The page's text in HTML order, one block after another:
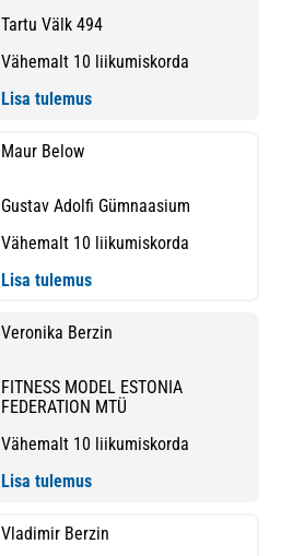
Tartu Välk 494
Vähemalt 10 liikumiskorda
Lisa tulemus
Maur Below
Gustav Adolfi Gümnaasium
Vähemalt 10 liikumiskorda
Lisa tulemus
Veronika Berzin
FITNESS MODEL ESTONIA
FEDERATION MTÜ
Vähemalt 10 liikumiskorda
Lisa tulemus
Vladimir Berzin